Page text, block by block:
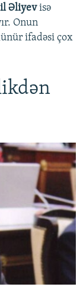
Əliyevisə
Onun
ifadəsi çox